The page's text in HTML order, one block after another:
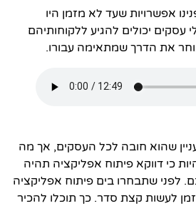
אפשרויות שעד לא מזמן היו
עסקים יכולים להגיע ללקוחותיהם
את הדרך שמתאימה עבורו.
שהוא חובה לכל העסקים, אך מה
כי דווקא פיתוח אפליקציה תהיה
לפני שתבחרו בים פיתוח אפליקציה
לעשות קצת סדר. כך תוכלו להכיר